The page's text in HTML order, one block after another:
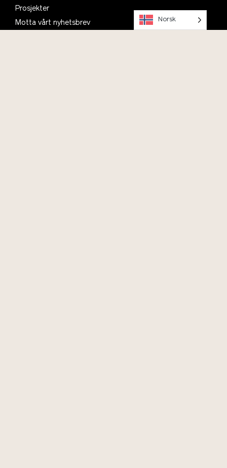
Prosjekter
Motta vårt nyhetsbrev
Norsk